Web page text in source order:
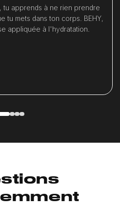
tu apprends à ne rien prendre
tu mets dans ton corps. BEHY,
appliquée à l'hydratation.